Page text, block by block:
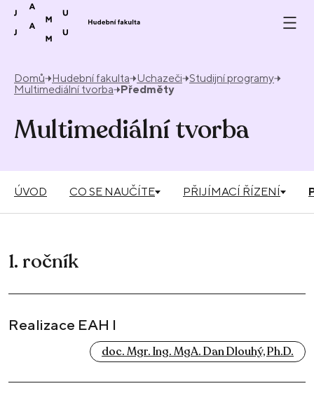
Přeskočit na obsah
Domů Hudební fakulta Uchazeči Studijní programy
Multimediální tvorba
Předměty
Multimediální tvorba
ÚVOD CO SE NAUČÍTE PŘIJÍMACÍ ŘÍZENÍ
1. ročník
Realizace EAH I
doc. Mgr. Ing. MgA. Dan Dlouhý, Ph.D.